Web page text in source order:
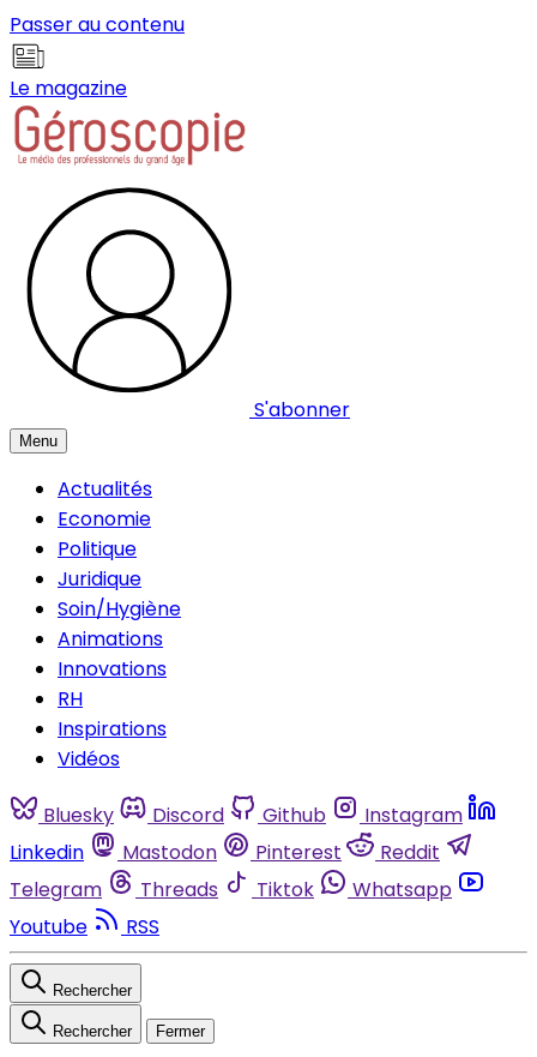
Passer au contenu
Le magazine
S'abonner
Menu
Actualités
Economie
Politique
Juridique
Soin/Hygiène
Animations
Innovations
RH
Inspirations
Vidéos
Bluesky Discord Github
Instagram
Linkedin
Mastodon Pinterest
Reddit
Telegram
Threads Tiktok
Whatsapp
Youtube
RSS
Rechercher
Rechercher Fermer
Panneau de gestion des cookies